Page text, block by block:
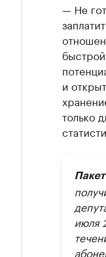
— Не
и
только
июля